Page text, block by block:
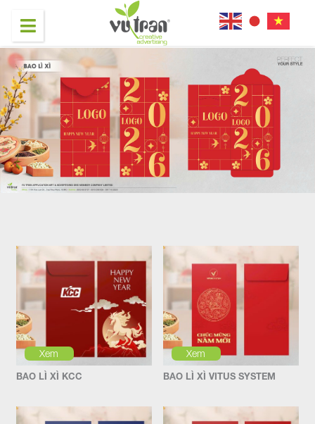
Xem
BAO LÌ XÌ KCC
Xem
BAO LÌ XÌ VITUS SYSTEM